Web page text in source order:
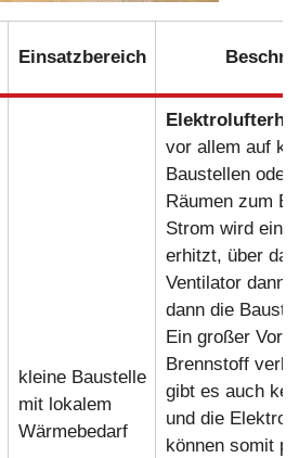
Einsatzbereich
kleine Baustelle
mit lokalem
Wärmebedarf
vor allem auf
Baustellen oder
Räumen zum
Strom wird ein
erhitzt, über
Ventilator dann
dann die
Ein großer
Brennstoff
gibt es auch
und die
können somit